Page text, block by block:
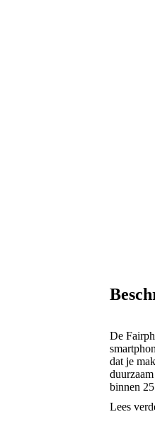
De
dat je
binnen
Lees